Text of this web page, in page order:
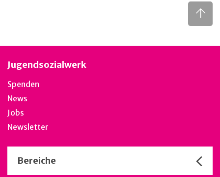
Jugendsozialwerk
Spenden
News
Jobs
Newsletter
Bereiche